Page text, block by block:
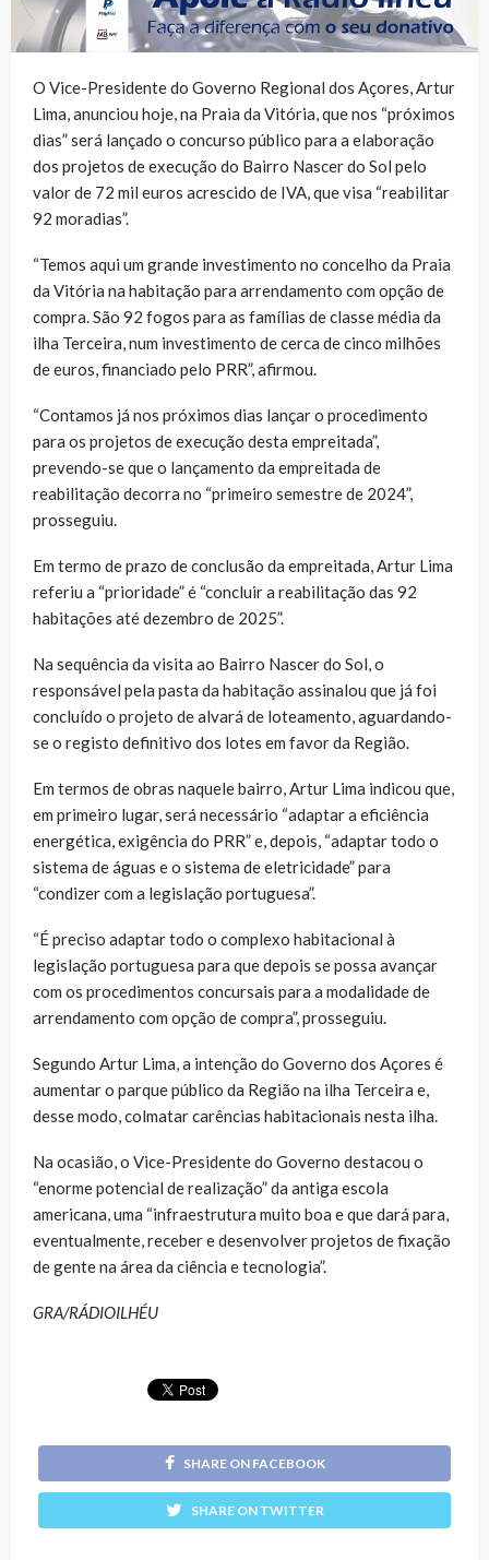
O Vice-Presidente do Governo Regional dos Açores, Artur
Lima, anunciou hoje, na Praia da Vitória, que nos “próximos
dias” será lançado o concurso público para a elaboração
dos projetos de execução do Bairro Nascer do Sol pelo
valor de 72 mil euros acrescido de IVA, que visa “reabilitar
92 moradias”.
“Temos aqui um grande investimento no concelho da Praia
da Vitória na habitação para arrendamento com opção de
compra. São 92 fogos para as famílias de classe média da
ilha Terceira, num investimento de cerca de cinco milhões
de euros, financiado pelo PRR”, afirmou.
“Contamos já nos próximos dias lançar o procedimento
para os projetos de execução desta empreitada”,
prevendo-se que o lançamento da empreitada de
reabilitação decorra no “primeiro semestre de 2024”,
prosseguiu.
Em termo de prazo de conclusão da empreitada, Artur Lima
referiu a “prioridade” é “concluir a reabilitação das 92
habitações até dezembro de 2025”.
Na sequência da visita ao Bairro Nascer do Sol, o
responsável pela pasta da habitação assinalou que já foi
concluído o projeto de alvará de loteamento, aguardando-
se o registo definitivo dos lotes em favor da Região.
Em termos de obras naquele bairro, Artur Lima indicou que,
em primeiro lugar, será necessário “adaptar a eficiência
energética, exigência do PRR” e, depois, “adaptar todo o
sistema de águas e o sistema de eletricidade” para
“condizer com a legislação portuguesa”.
“É preciso adaptar todo o complexo habitacional à
legislação portuguesa para que depois se possa avançar
com os procedimentos concursais para a modalidade de
arrendamento com opção de compra”, prosseguiu.
Segundo Artur Lima, a intenção do Governo dos Açores é
aumentar o parque público da Região na ilha Terceira e,
desse modo, colmatar carências habitacionais nesta ilha.
Na ocasião, o Vice-Presidente do Governo destacou o
“enorme potencial de realização” da antiga escola
americana, uma “infraestrutura muito boa e que dará para,
eventualmente, receber e desenvolver projetos de fixação
de gente na área da ciência e tecnologia”.
GRA/RÁDIOILHÉU
SHARE ON FACEBOOK
SHARE ON TWITTER